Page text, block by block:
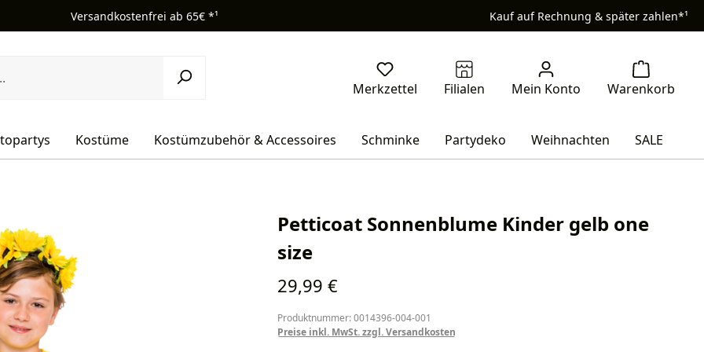
Versandkostenfrei ab 65€ *¹ Kauf auf Rechnung & später zahlen*¹
Kostüme Kostümzubehör & Accessoires Schminke Partydeko Weihnachten SALE
Petticoat Sonnenblume Kinder gelb one
size
Regulärer Preis:
29,99 €
Produktnummer: 0014396-004-001
Preise inkl. MwSt. zzgl. Versandkosten